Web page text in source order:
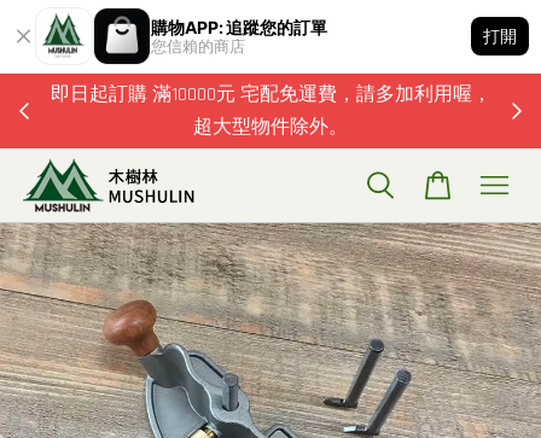
購物APP: 追蹤您的訂單
您信賴的商店
打開
即日起訂購 滿10000元 宅配免運費，請多加利用喔，
超大型物件除外。